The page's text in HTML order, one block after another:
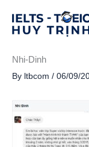
content
Nhi-Dinh
By ltbcom / 06/09/